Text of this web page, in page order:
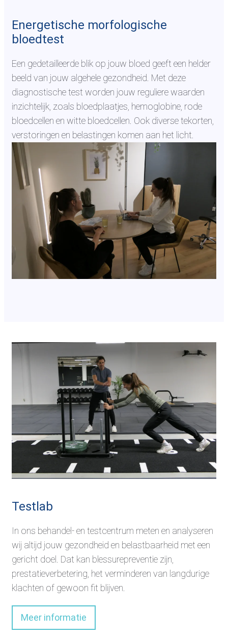
Energetische morfologische
bloedtest
Een gedetailleerde blik op jouw bloed geeft een helder
beeld van jouw algehele gezondheid. Met deze
diagnostische test worden jouw reguliere waarden
inzichtelijk, zoals bloedplaatjes, hemoglobine, rode
bloedcellen en witte bloedcellen. Ook diverse tekorten,
verstoringen en belastingen komen aan het licht.
Testlab
In ons behandel- en testcentrum meten en analyseren
wij altijd jouw gezondheid en belastbaarheid met een
gericht doel. Dat kan blessurepreventie zijn,
prestatieverbetering, het verminderen van langdurige
klachten of gewoon fit blijven.
Meer informatie